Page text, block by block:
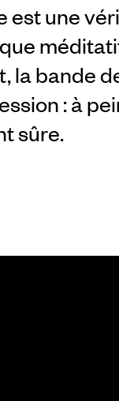
est une
la bande
: à
sûre.